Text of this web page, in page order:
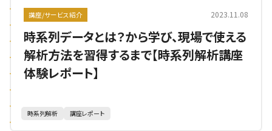
講座/サービス紹介 2023.11.08
時系列データとは？から学び、現場で使える
解析方法を習得するまで【時系列解析講座
体験レポート】
時系列解析 講座レポート